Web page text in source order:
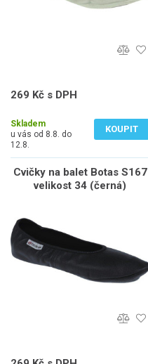
269 Kč s DPH
Skladem
u vás od 8.8. do
12.8.
KOUPIT
Cvičky na balet Botas S167
velikost 34 (černá)